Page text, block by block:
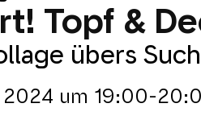
Topf &
übers
2024 um 19:00-